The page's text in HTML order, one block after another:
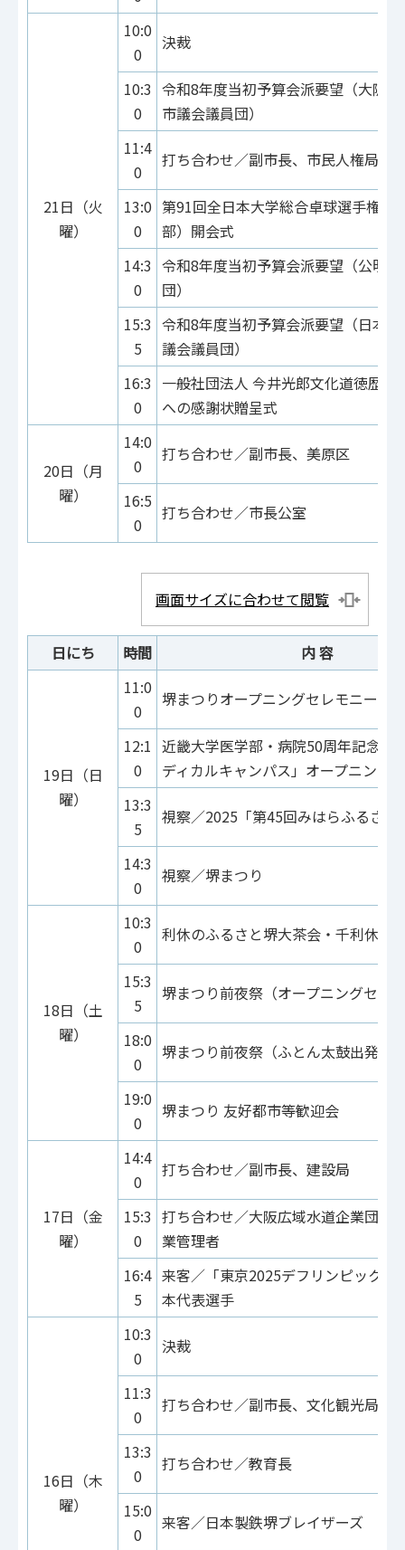
21日（火
曜）
10:0
0
決裁
10:3
0
令和8年度当初予算会派要望（大阪
市議会議員団）
11:4
0
打ち合わせ／副市長、市民人権局
13:0
0
第91回全日本大学総合卓球選手権大
部）開会式
14:3
0
令和8年度当初予算会派要望（公明
団）
15:3
5
令和8年度当初予算会派要望（日本
議会議員団）
16:3
0
一般社団法人 今井光郎文化道徳歴史
への感謝状贈呈式
20日（月
曜）
14:0
0
打ち合わせ／副市長、美原区
16:5
0
打ち合わせ／市長公室
画面サイズに合わせて閲覧
日にち 時間 内 容
19日（日
曜）
11:0
0
堺まつりオープニングセレモニー
12:1
0
近畿大学医学部・病院50周年記念「
ディカルキャンパス」オープニング
13:3
5
視察／2025「第45回みはらふるさと
14:3
0
視察／堺まつり
18日（土
曜）
10:3
0
利休のふるさと堺大茶会・千利休慰
15:3
5
堺まつり前夜祭（オープニングセレ
18:0
0
堺まつり前夜祭（ふとん太鼓出発式
19:0
0
堺まつり 友好都市等歓迎会
17日（金
曜）
14:4
0
打ち合わせ／副市長、建設局
15:3
0
打ち合わせ／大阪広域水道企業団、
業管理者
16:4
5
来客／「東京2025デフリンピック」
本代表選手
16日（木
曜）
10:3
0
決裁
11:3
0
打ち合わせ／副市長、文化観光局
13:3
0
打ち合わせ／教育長
15:0
0
来客／日本製鉄堺ブレイザーズ